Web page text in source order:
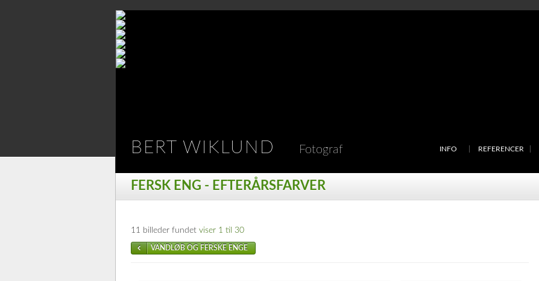
BERT WIKLUND Fotograf INFO REFERENCER
FERSK ENG - EFTERÅRSFARVER
11 billeder fundet viser 1 til 30
VANDLØB OG FERSKE ENGE